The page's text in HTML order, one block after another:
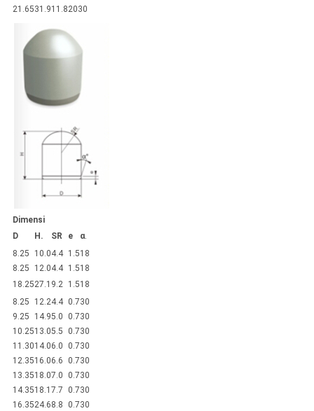
21.6531.911.82030
Dimensi
D
H. SR e α.
8.25
10.04.4 1.518
8.25
12.04.4 1.518
18.2527.1 9.2 1.518
8.25
12.24.4 0.730
9.25
14.95.0 0.730
10.2513.05.5 0.730
11.3014.06.0 0.730
12.3516.06.6 0.730
13.3518.07.0 0.730
14.3518.1 7.7 0.730
16.3524.68.8 0.730